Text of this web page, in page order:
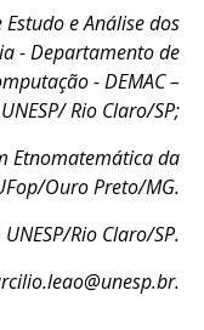
e Análise dos
- Departamento de
- DEMAC –
UNESP/ Rio Claro/SP;
Etnomatemática da
Ouro Preto/MG.
Rio Claro/SP.